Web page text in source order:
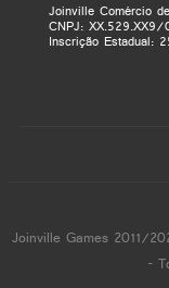
Joinville Comércio
CNPJ: XX.529.XX9/
Inscrição Estadual:
Joinville Games 2011/
-